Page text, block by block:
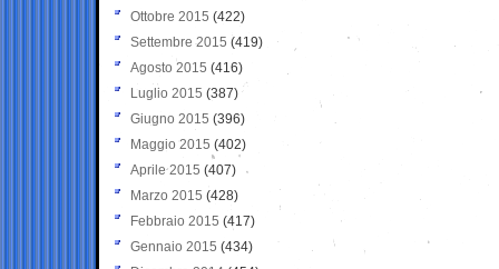
Ottobre 2015 (422)
Settembre 2015 (419)
Agosto 2015 (416)
Luglio 2015 (387)
Giugno 2015 (396)
Maggio 2015 (402)
Aprile 2015 (407)
Marzo 2015 (428)
Febbraio 2015 (417)
Gennaio 2015 (434)